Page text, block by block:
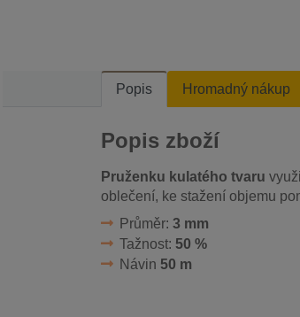
Popis Hromadný nákup
Popis zboží
Pruženku kulatého tvaru
oblečení, ke stažení objemu
Průměr: 3 mm
Tažnost: 50 %
Návin 50 m